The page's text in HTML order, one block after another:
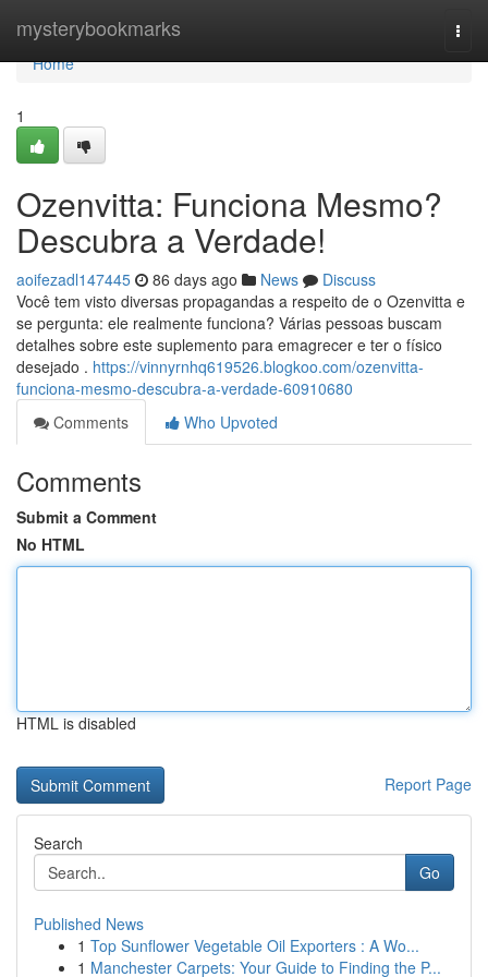
mysterybookmarks
Home
Home
1
Ozenvitta: Funciona Mesmo?
Descubra a Verdade!
aoifezadl147445 86 days ago News
Discuss
Você tem visto diversas propagandas a respeito de o Ozenvitta e
se pergunta: ele realmente funciona? Várias pessoas buscam
detalhes sobre este suplemento para emagrecer e ter o físico
desejado . https://vinnyrnhq619526.blogkoo.com/ozenvitta-
funciona-mesmo-descubra-a-verdade-60910680
Comments
Who Upvoted
Comments
Submit a Comment
No HTML
HTML is disabled
Report Page
Search
Go
Published News
1 Top Sunflower Vegetable Oil Exporters : A Wo...
1 Manchester Carpets: Your Guide to Finding the P...